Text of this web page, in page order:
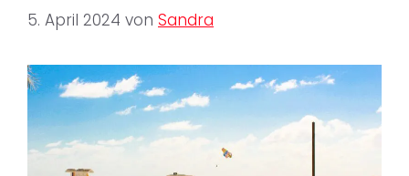
5. April 2024 von Sandra